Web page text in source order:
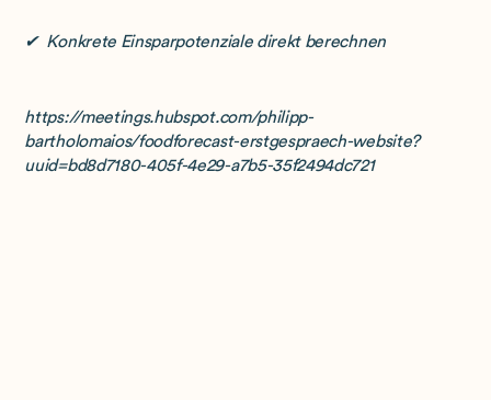
✔ Konkrete Einsparpotenziale direkt berechnen
https://meetings.hubspot.com/philipp-
bartholomaios/foodforecast-erstgespraech-website?
uuid=bd8d7180-405f-4e29-a7b5-35f2494dc721